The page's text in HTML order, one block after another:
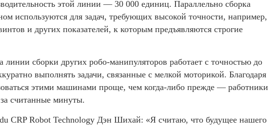
этой линии — 30 000 единиц. Параллельно сборка
используются для задач, требующих высокой точности, например,
и других показателей, к которым предъявляются строгие
сборки других робо-манипуляторов работает с точностью до
выполнять задачи, связанные с мелкой моторикой. Благодаря
этими машинами проще, чем когда-либо прежде — работники
считанные минуты.
CRP Robot Technology Дэн Шихай: «Я считаю, что будущее нашего